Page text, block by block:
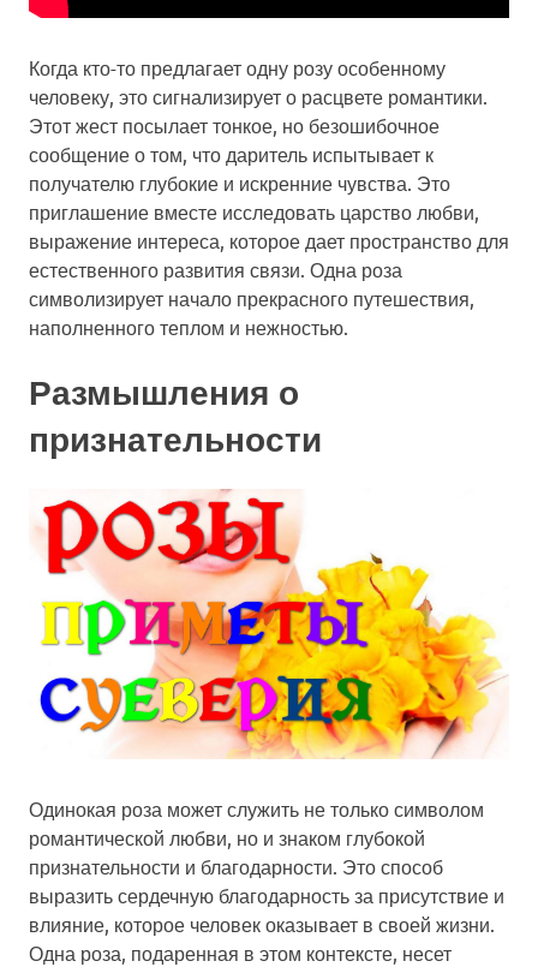
Когда кто-то предлагает одну розу особенному
человеку, это сигнализирует о расцвете романтики.
Этот жест посылает тонкое, но безошибочное
сообщение о том, что даритель испытывает к
получателю глубокие и искренние чувства. Это
приглашение вместе исследовать царство любви,
выражение интереса, которое дает пространство для
естественного развития связи. Одна роза
символизирует начало прекрасного путешествия,
наполненного теплом и нежностью.
Размышления о
признательности
Одинокая роза может служить не только символом
романтической любви, но и знаком глубокой
признательности и благодарности. Это способ
выразить сердечную благодарность за присутствие и
влияние, которое человек оказывает в своей жизни.
Одна роза, подаренная в этом контексте, несет